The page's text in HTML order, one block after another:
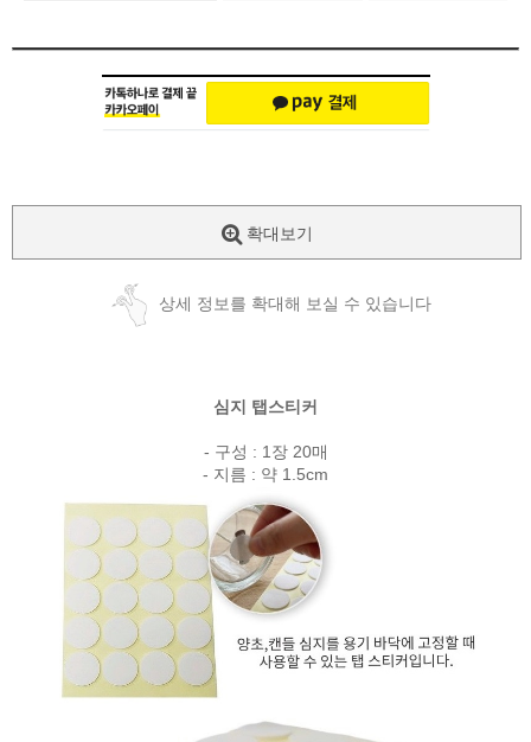
확대보기
상세 정보를 확대해 보실 수 있습니다
심지 탭스티커
- 구성 : 1장 20매
- 지름 : 약 1.5cm